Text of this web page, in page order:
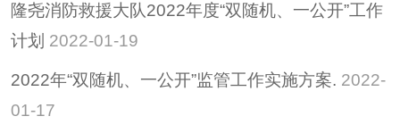
隆尧消防救援大队2022年度“双随机、一公开”工作
计划 2022-01-19
2022年“双随机、一公开”监管工作实施方案. 2022-
01-17